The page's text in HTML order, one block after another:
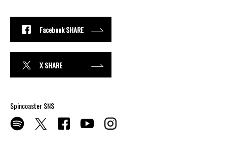
Facebook SHARE
X SHARE
Spincoaster SNS